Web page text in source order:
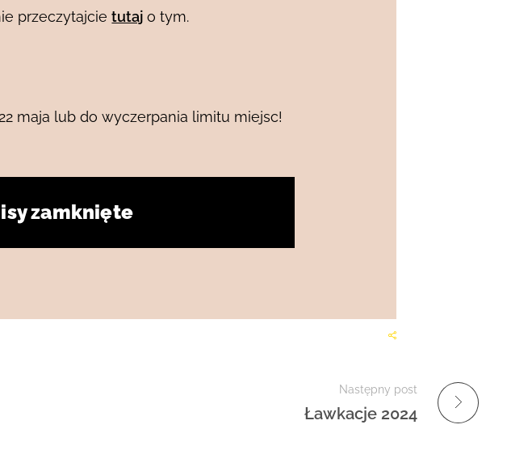
przeczytajcietutaj o tym.
maja lub do wyczerpania limitu miejsc!
zamknięte
Następny post
Ławkacje 2024